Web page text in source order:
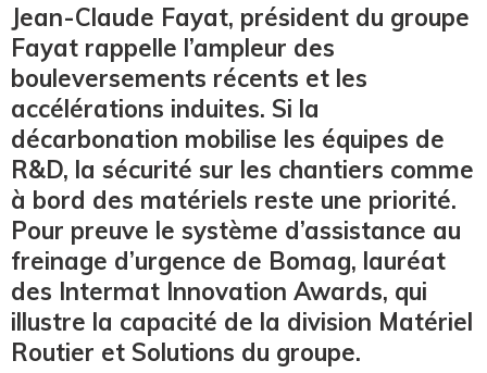
Jean-Claude Fayat, président du groupe
Fayat rappelle l’ampleur des
bouleversements récents et les
accélérations induites. Si la
décarbonation mobilise les équipes de
R&D, la sécurité sur les chantiers comme
à bord des matériels reste une priorité.
Pour preuve le système d’assistance au
freinage d’urgence de Bomag, lauréat
des Intermat Innovation Awards, qui
illustre la capacité de la division Matériel
Routier et Solutions du groupe.